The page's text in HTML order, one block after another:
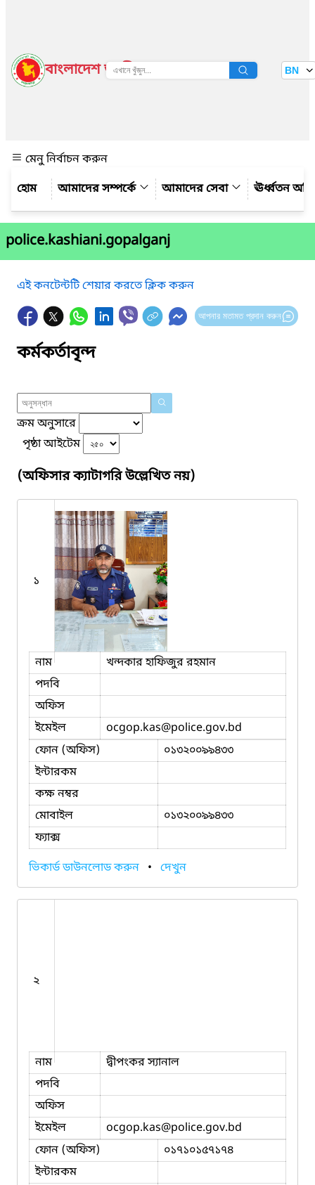
বাংলাদেশ জাতীয় তথ্য বাতায়ন BN
মেনু নির্বাচন করুন
আমাদের সম্পর্কে
আমাদের সেবা ঊর্ধ্বতন
police.kashiani.gopalganj
এই কনটেন্টটি শেয়ার করতে ক্লিক করুন
আপনার মতামত প্রদান করুন
কর্মকর্তাবৃন্দ
ক্রম অনুসারে
পৃষ্ঠা আইটেম
(অফিসার ক্যাটাগরি উল্লেখিত নয়)
১
নাম
খন্দকার হাফিজুর রহমান
পদবি
অফিস
ইমেইল
ocgop.kas@police.gov.bd
ফোন (অফিস)
০১৩২০০৯৯৪৩৩
ইন্টারকম
কক্ষ নম্বর
মোবাইল
০১৩২০০৯৯৪৩৩
ফ্যাক্স
ভিকার্ড ডাউনলোড করুন • দেখুন
২
নাম
দ্বীপংকর স্যানাল
পদবি
অফিস
ইমেইল
ocgop.kas@police.gov.bd
ফোন (অফিস)
০১৭১০১৫৭১৭৪
ইন্টারকম